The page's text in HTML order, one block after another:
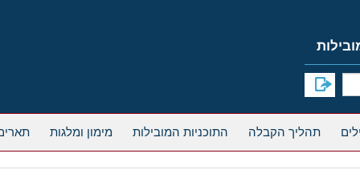
תהליך הקבלה התוכניות המובילות מימון ומלגות